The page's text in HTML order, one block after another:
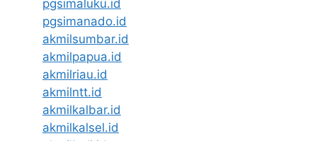
pgsimaluku.id
pgsimanado.id
akmilsumbar.id
akmilpapua.id
akmilriau.id
akmilntt.id
akmilkalbar.id
akmilkalsel.id